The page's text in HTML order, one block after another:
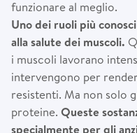
funzionare al meglio.
Uno dei ruoli più
alla salute dei muscoli.
i muscoli lavorano
intervengono per
resistenti. Ma non solo
proteine. Queste
specialmente per gli